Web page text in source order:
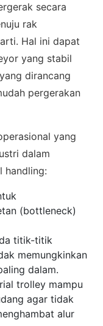
secara
rak
Hal ini dapat
yang stabil
yang dirancang
pergerakan
yang
dalam
handling:
(bottleneck)
titik-titik
memungkinkan
dalam.
trolley mampu
agar tidak
alur